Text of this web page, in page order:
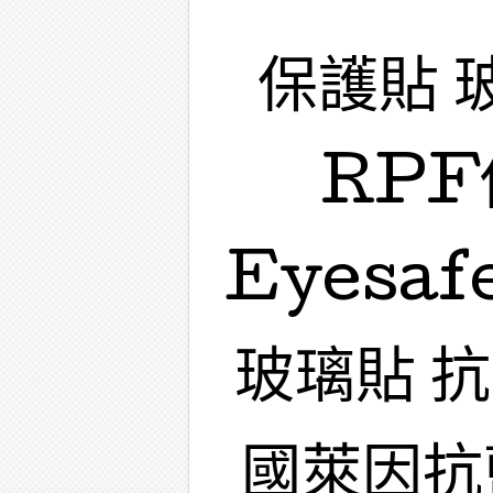
保護貼
RPF
Eyesafe
玻璃貼
國萊因